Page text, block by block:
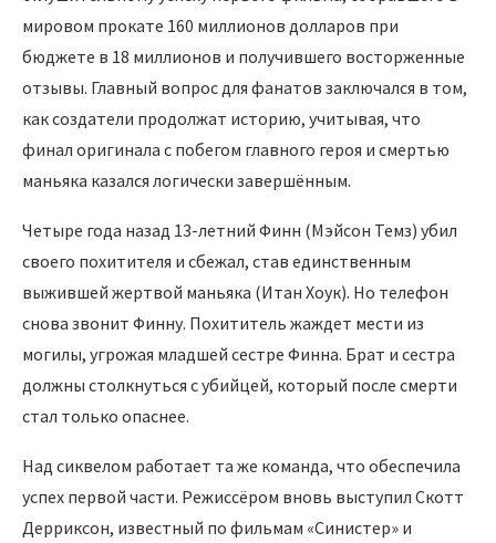
мировом прокате 160 миллионов долларов при
бюджете в 18 миллионов и получившего восторженные
отзывы. Главный вопрос для фанатов заключался в том,
как создатели продолжат историю, учитывая, что
финал оригинала с побегом главного героя и смертью
маньяка казался логически завершённым.
Четыре года назад 13-летний Финн (Мэйсон Темз) убил
своего похитителя и сбежал, став единственным
выжившей жертвой маньяка (Итан Хоук). Но телефон
снова звонит Финну. Похититель жаждет мести из
могилы, угрожая младшей сестре Финна. Брат и сестра
должны столкнуться с убийцей, который после смерти
стал только опаснее.
Над сиквелом работает та же команда, что обеспечила
успех первой части. Режиссёром вновь выступил Скотт
Дерриксон, известный по фильмам «Синистер» и